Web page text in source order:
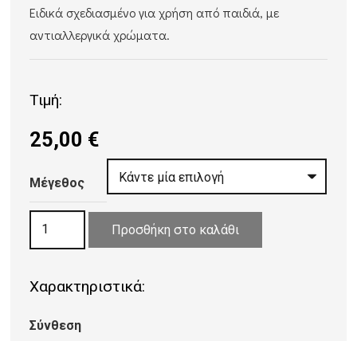
Ειδικά σχεδιασμένο για χρήση από παιδιά, με
αντιαλλεργικά χρώματα.
Τιμή:
25,00 €
Μέγεθος
ΧΑΛΙ
CLOUDS
BLUE
Προσθήκη στο καλάθι
Χαρακτηριστικά:
Σύνθεση